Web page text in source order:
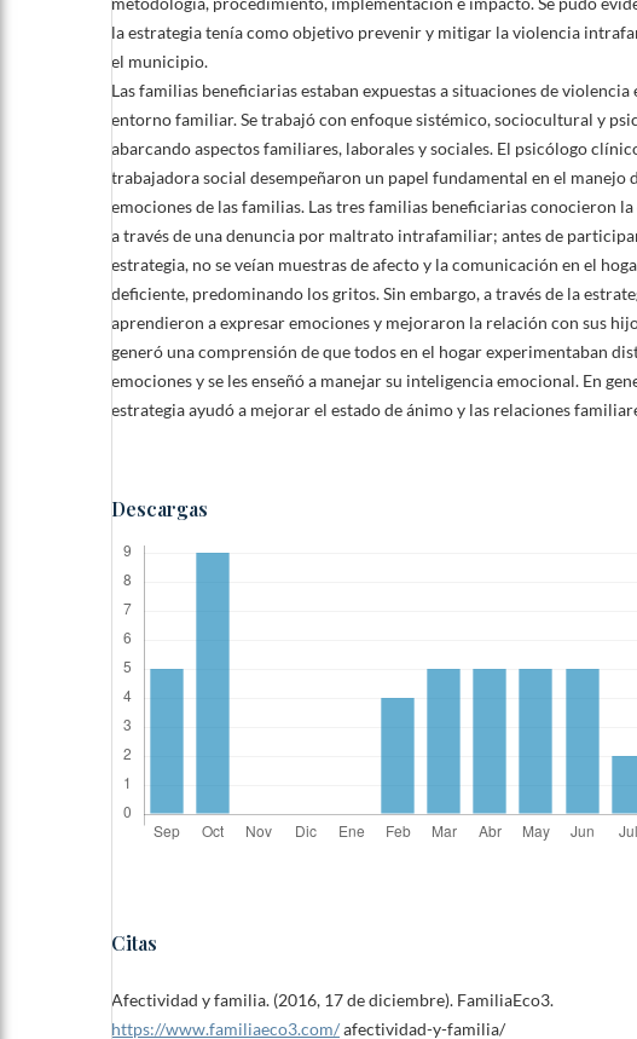
la estrategia tenía como objetivo prevenir y mitigar la violencia
el municipio.
Las familias beneficiarias estaban expuestas a situaciones de violencia
entorno familiar. Se trabajó con enfoque sistémico, sociocultural y
abarcando aspectos familiares, laborales y sociales. El psicólogo
trabajadora social desempeñaron un papel fundamental en el manejo
emociones de las familias. Las tres familias beneficiarias conocieron
a través de una denuncia por maltrato intrafamiliar; antes de
estrategia, no se veían muestras de afecto y la comunicación en el
deficiente, predominando los gritos. Sin embargo, a través de la
aprendieron a expresar emociones y mejoraron la relación con sus
generó una comprensión de que todos en el hogar experimentaban
emociones y se les enseñó a manejar su inteligencia emocional. En
estrategia ayudó a mejorar el estado de ánimo y las relaciones
Descargas
Citas
Afectividad y familia. (2016, 17 de diciembre). FamiliaEco3.
https://www.familiaeco3.com/afectividad-y-familia/